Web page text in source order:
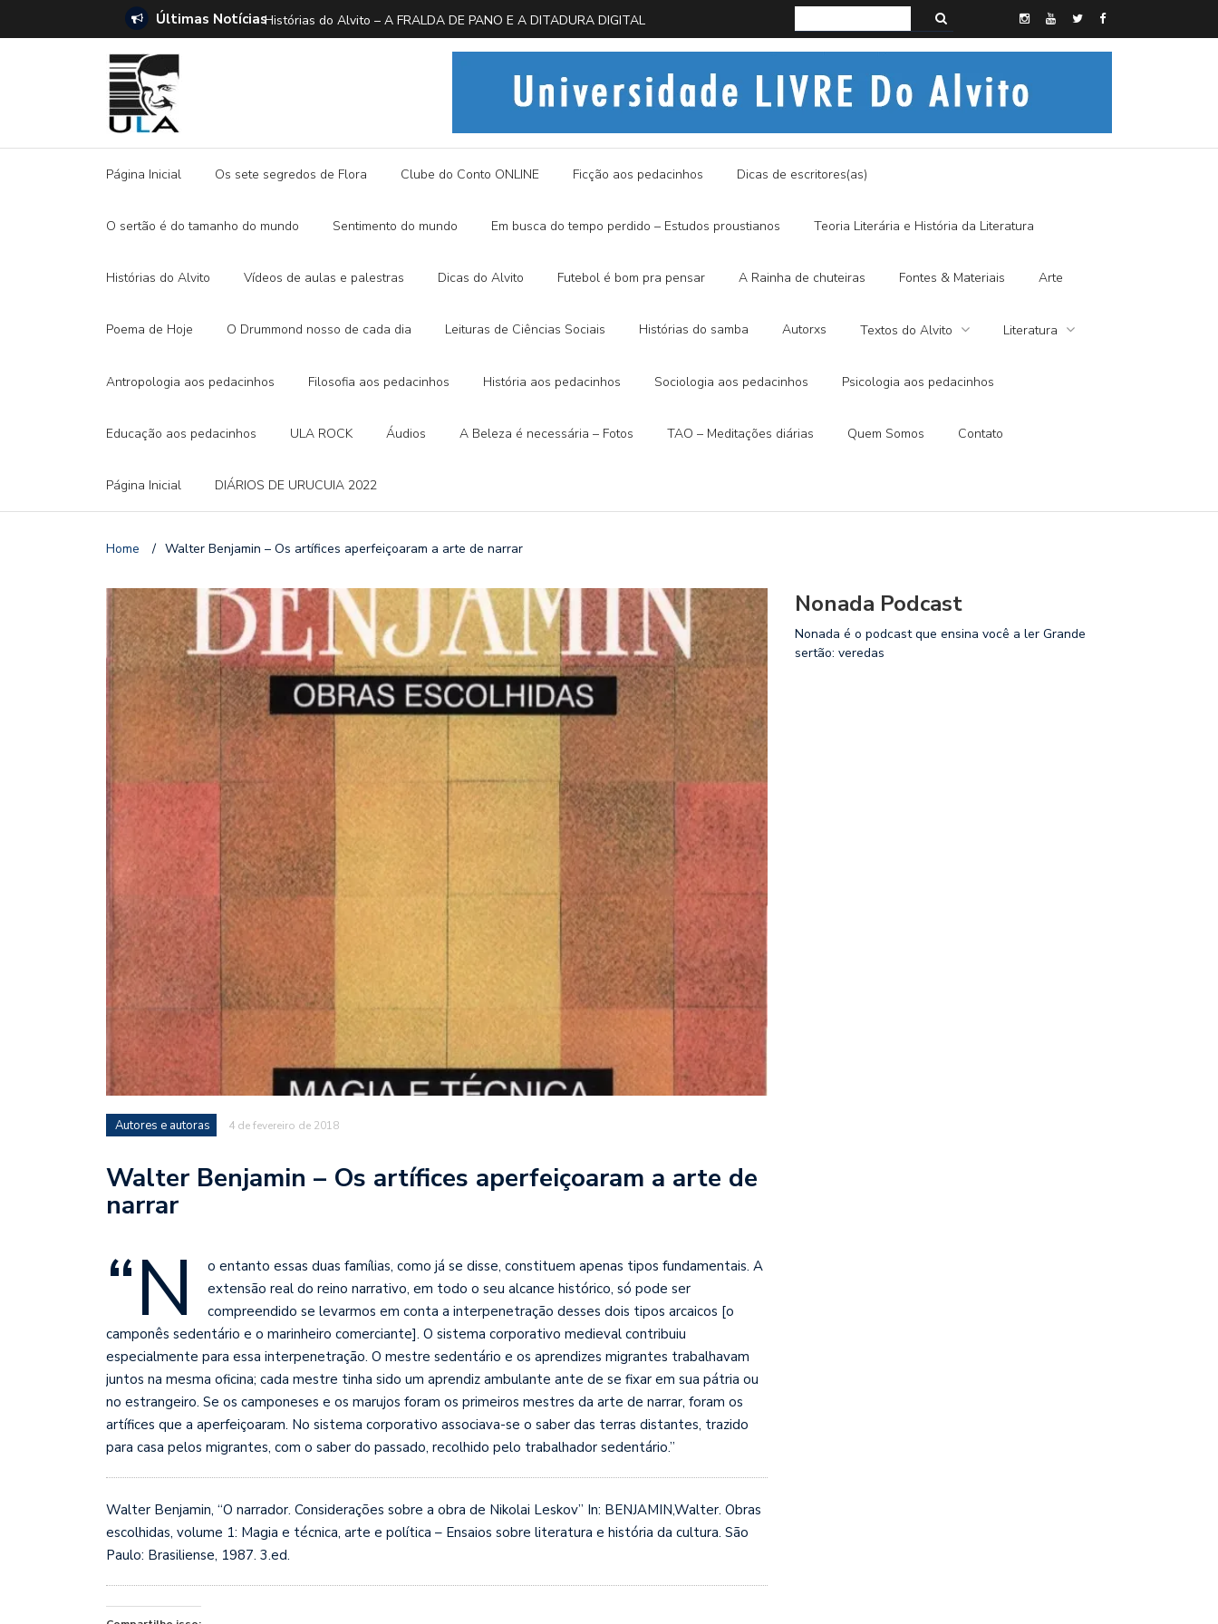
Últimas Notícias
E A DITADURA DIGITAL Histórias do Alvito – EM BUSCA DA BORBOLETA AZUL Histórias do Alvito – SEMI-MÍSTICO, SIM SENHOR
Página Inicial Os sete segredos de Flora Clube do Conto ONLINE Ficção aos pedacinhos Dicas de escritores(as)
O sertão é do tamanho do mundo Sentimento do mundo Em busca do tempo perdido – Estudos proustianos Teoria Literária e História da Literatura
Histórias do Alvito Vídeos de aulas e palestras Dicas do Alvito Futebol é bom pra pensar A Rainha de chuteiras Fontes & Materiais Arte
Poema de Hoje O Drummond nosso de cada dia Leituras de Ciências Sociais Histórias do samba Autorxs Textos do Alvito Literatura
Antropologia aos pedacinhos Filosofia aos pedacinhos História aos pedacinhos Sociologia aos pedacinhos Psicologia aos pedacinhos
Educação aos pedacinhos ULA ROCK Áudios A Beleza é necessária – Fotos TAO – Meditações diárias Quem Somos Contato
Página Inicial DIÁRIOS DE URUCUIA 2022
Home / Walter Benjamin – Os artífices aperfeiçoaram a arte de narrar
Autores e autoras 4 de fevereiro de 2018
Walter Benjamin – Os artífices aperfeiçoaram a arte de
narrar
“N
o entanto essas duas famílias, como já se disse, constituem apenas tipos fundamentais. A
extensão real do reino narrativo, em todo o seu alcance histórico, só pode ser
compreendido se levarmos em conta a interpenetração desses dois tipos arcaicos [o
camponês sedentário e o marinheiro comerciante]. O sistema corporativo medieval contribuiu
especialmente para essa interpenetração. O mestre sedentário e os aprendizes migrantes trabalhavam
juntos na mesma oficina; cada mestre tinha sido um aprendiz ambulante ante de se fixar em sua pátria ou
no estrangeiro. Se os camponeses e os marujos foram os primeiros mestres da arte de narrar, foram os
artífices que a aperfeiçoaram. No sistema corporativo associava-se o saber das terras distantes, trazido
para casa pelos migrantes, com o saber do passado, recolhido pelo trabalhador sedentário.”
Walter Benjamin, “O narrador. Considerações sobre a obra de Nikolai Leskov” In: BENJAMIN,Walter. Obras
escolhidas, volume 1: Magia e técnica, arte e política – Ensaios sobre literatura e história da cultura. São
Paulo: Brasiliense, 1987. 3.ed.
Nonada Podcast
Nonada é o podcast que ensina você a ler Grande
sertão: veredas